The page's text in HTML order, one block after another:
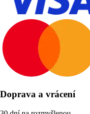
Doprava a vrácení